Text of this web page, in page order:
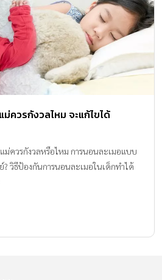
ควรกังวลไหม จะแก้ไขได้
ควรกังวลหรือไหม การนอนละเมอแบบ
วิธีป้องกันการนอนละเมอในเด็กทำได้